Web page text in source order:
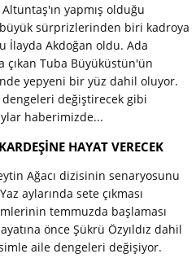
yapmış olduğu
sürprizlerinden biri kadroya
İlayda Akdoğan oldu. Ada
çıkan Tuba Büyüküstün'ün
yepyeni bir yüz dahil oluyor.
dengeleri değiştirecek gibi
haberimizde...
HAYAT VERECEK
Ağacı dizisinin senaryosunu
aylarında sete çıkması
temmuzda başlaması
önce Şükrü Özyıldız dahil
aile dengeleri değişiyor.